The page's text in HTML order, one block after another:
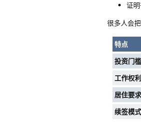
证
很多人会
特点
投资门槛
工作权利
居住要求
续签模式